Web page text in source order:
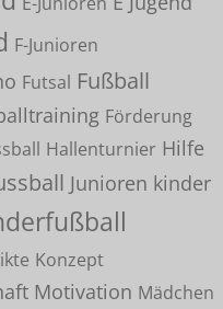
F-Junioren
Futsal Fußball
Förderung
Hallenturnier Hilfe
Junioren kinder
Konzept
Motivation Mädchen